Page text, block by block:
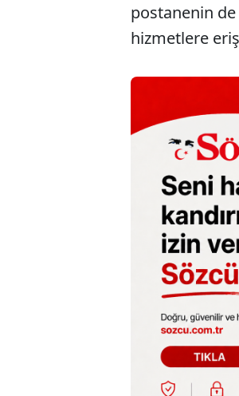
postanenin
hizmetlere